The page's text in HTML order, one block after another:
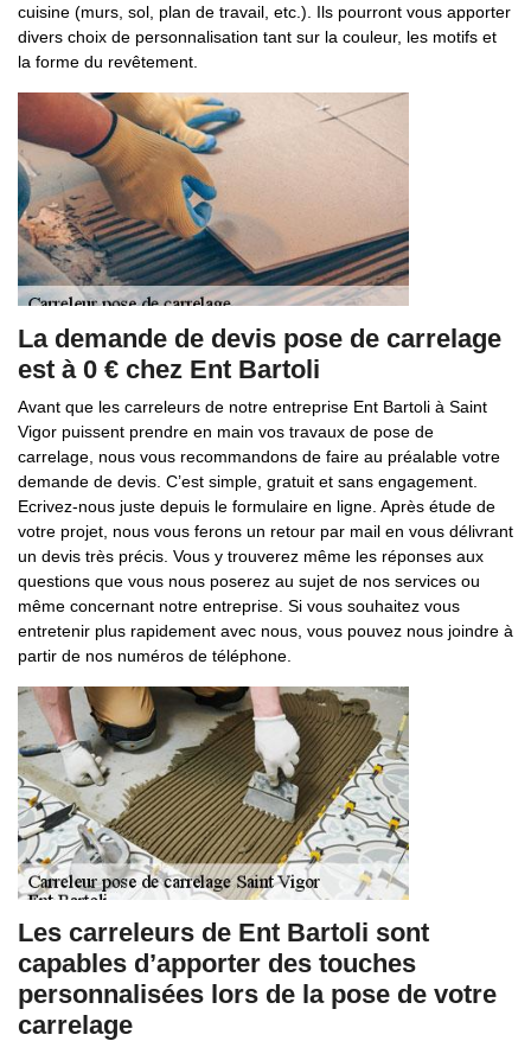
cuisine (murs, sol, plan de travail, etc.). Ils pourront vous apporter
divers choix de personnalisation tant sur la couleur, les motifs et
la forme du revêtement.
La demande de devis pose de carrelage
est à 0 € chez Ent Bartoli
Avant que les carreleurs de notre entreprise Ent Bartoli à Saint
Vigor puissent prendre en main vos travaux de pose de
carrelage, nous vous recommandons de faire au préalable votre
demande de devis. C’est simple, gratuit et sans engagement.
Ecrivez-nous juste depuis le formulaire en ligne. Après étude de
votre projet, nous vous ferons un retour par mail en vous délivrant
un devis très précis. Vous y trouverez même les réponses aux
questions que vous nous poserez au sujet de nos services ou
même concernant notre entreprise. Si vous souhaitez vous
entretenir plus rapidement avec nous, vous pouvez nous joindre à
partir de nos numéros de téléphone.
Les carreleurs de Ent Bartoli sont
capables d’apporter des touches
personnalisées lors de la pose de votre
carrelage